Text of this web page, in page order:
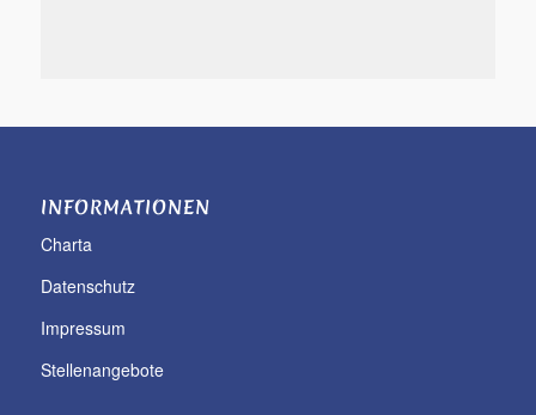
INFORMATIONEN
Charta
Datenschutz
Impressum
Stellenangebote